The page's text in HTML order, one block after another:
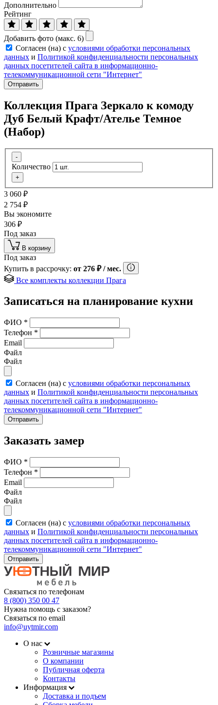
Дополнительно
Рейтинг
Добавить фото (макс. 6)
Согласен (на) с условиями обработки персональных
данных и Политикой конфиденциальности персональных
данных посетителей сайта в информационно-
телекоммуникационной сети "Интернет"
Отправить
Коллекция Прага Зеркало к комоду
Дуб Белый Крафт/Ателье Темное
(Набор)
-
Количество
+
3 060 ₽
2 754 ₽
Вы экономите
306 ₽
Под заказ
В корзину
Под заказ
Купить в рассрочку: от 276 ₽/ мес.
Все комплекты коллекции Прага
Записаться на планирование кухни
ФИО *
Телефон *
Email
Файл
Файл
Согласен (на) с условиями обработки персональных
данных и Политикой конфиденциальности персональных
данных посетителей сайта в информационно-
телекоммуникационной сети "Интернет"
Отправить
Заказать замер
ФИО *
Телефон *
Email
Файл
Файл
Согласен (на) с условиями обработки персональных
данных и Политикой конфиденциальности персональных
данных посетителей сайта в информационно-
телекоммуникационной сети "Интернет"
Отправить
Связаться по телефонам
8 (800) 350 00 47
Нужна помощь с заказом?
Связаться по email
info@uytmir.com
О нас
Розничные магазины
О компании
Публичная оферта
Контакты
Информация
Доставка и подъем